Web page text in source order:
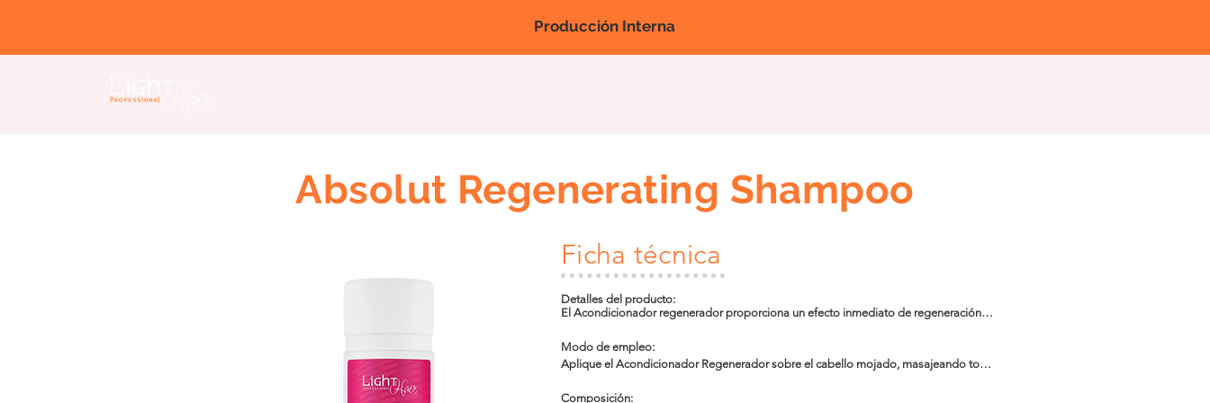
Producción Interna
Absolut Regenerating Shampoo
Ficha técnica
Detalles del producto:
El Acondicionador regenerador proporciona un efecto inmediato de regeneración,
vegetales que actúan en el control del frizz, proporcionando brillo y suavidad.
Modo de empleo:
Aplique el Acondicionador Regenerador sobre el cabello mojado, masajeando toda
Composición: